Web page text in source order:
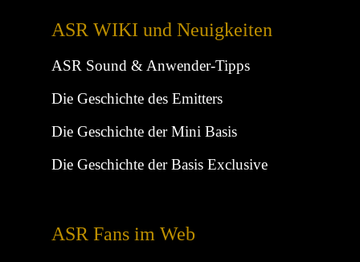
ASR WIKI und Neuigkeiten
ASR Sound & Anwender-Tipps
Die Geschichte des Emitters
Die Geschichte der Mini Basis
Die Geschichte der Basis Exclusive
ASR Fans im Web